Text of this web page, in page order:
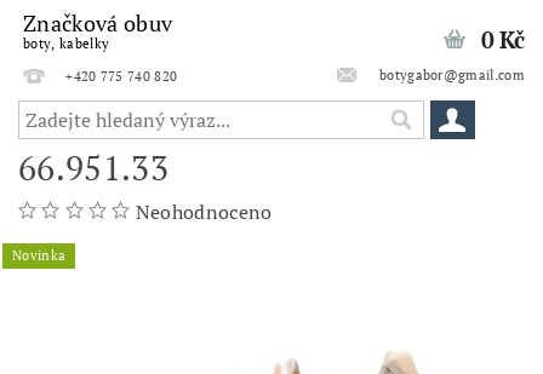
Značková obuv
boty, kabelky
+420 775 740 820
botygabor@gmail.com
0 Kč
66.951.33
Neohodnoceno
Novinka